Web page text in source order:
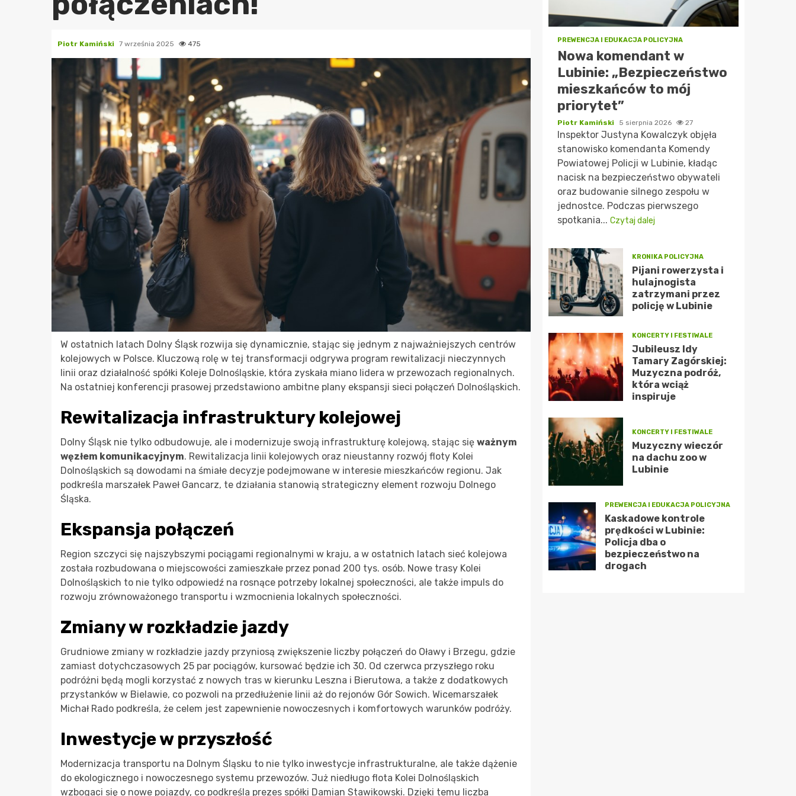
Piotr Kamiński 7 września 2025 475
W ostatnich latach Dolny Śląsk rozwija się dynamicznie, stając się jednym z najważniejszych centrów
kolejowych w Polsce. Kluczową rolę w tej transformacji odgrywa program rewitalizacji nieczynnych
linii oraz działalność spółki Koleje Dolnośląskie, która zyskała miano lidera w przewozach regionalnych.
Na ostatniej konferencji prasowej przedstawiono ambitne plany ekspansji sieci połączeń Dolnośląskich.
Rewitalizacja infrastruktury kolejowej
Dolny Śląsk nie tylko odbudowuje, ale i modernizuje swoją infrastrukturę kolejową, stając się ważnym
węzłem komunikacyjnym. Rewitalizacja linii kolejowych oraz nieustanny rozwój floty Kolei
Dolnośląskich są dowodami na śmiałe decyzje podejmowane w interesie mieszkańców regionu. Jak
podkreśla marszałek Paweł Gancarz, te działania stanowią strategiczny element rozwoju Dolnego
Śląska.
Ekspansja połączeń
Region szczyci się najszybszymi pociągami regionalnymi w kraju, a w ostatnich latach sieć kolejowa
została rozbudowana o miejscowości zamieszkałe przez ponad 200 tys. osób. Nowe trasy Kolei
Dolnośląskich to nie tylko odpowiedź na rosnące potrzeby lokalnej społeczności, ale także impuls do
rozwoju zrównoważonego transportu i wzmocnienia lokalnych społeczności.
Zmiany w rozkładzie jazdy
Grudniowe zmiany w rozkładzie jazdy przyniosą zwiększenie liczby połączeń do Oławy i Brzegu, gdzie
zamiast dotychczasowych 25 par pociągów, kursować będzie ich 30. Od czerwca przyszłego roku
podróżni będą mogli korzystać z nowych tras w kierunku Leszna i Bierutowa, a także z dodatkowych
przystanków w Bielawie, co pozwoli na przedłużenie linii aż do rejonów Gór Sowich. Wicemarszałek
Michał Rado podkreśla, że celem jest zapewnienie nowoczesnych i komfortowych warunków podróży.
Inwestycje w przyszłość
Modernizacja transportu na Dolnym Śląsku to nie tylko inwestycje infrastrukturalne, ale także dążenie
do ekologicznego i nowoczesnego systemu przewozów. Już niedługo flota Kolei Dolnośląskich
wzbogaci się o nowe pojazdy, co podkreśla prezes spółki Damian Stawikowski. Dzięki temu liczba
PREWENCJA I EDUKACJA POLICYJNA
Nowa komendant w
Lubinie: „Bezpieczeństwo
mieszkańców to mój
priorytet”
Piotr Kamiński 5 sierpnia 2026 27
Inspektor Justyna Kowalczyk objęła
stanowisko komendanta Komendy
Powiatowej Policji w Lubinie, kładąc
nacisk na bezpieczeństwo obywateli
oraz budowanie silnego zespołu w
jednostce. Podczas pierwszego
spotkania... Czytaj dalej
KRONIKA POLICYJNA
Pijani rowerzysta i
hulajnogista
zatrzymani przez
policję w Lubinie
KONCERTY I FESTIWALE
Jubileusz Idy
Tamary Zagórskiej:
Muzyczna podróż,
która wciąż
inspiruje
KONCERTY I FESTIWALE
Muzyczny wieczór
na dachu zoo w
Lubinie
PREWENCJA I EDUKACJA POLICYJNA
Kaskadowe kontrole
prędkości w Lubinie:
Policja dba o
bezpieczeństwo na
drogach